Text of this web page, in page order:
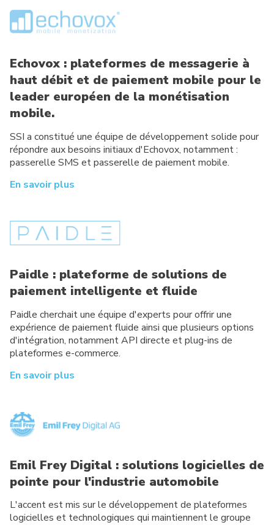
Echovox : plateformes de messagerie à
haut débit et de paiement mobile pour le
leader européen de la monétisation
mobile.
SSI a constitué une équipe de développement solide pour
répondre aux besoins initiaux d'Echovox, notamment :
passerelle SMS et passerelle de paiement mobile.
En savoir plus
Paidle : plateforme de solutions de
paiement intelligente et fluide
Paidle cherchait une équipe d'experts pour offrir une
expérience de paiement fluide ainsi que plusieurs options
d'intégration, notamment API directe et plug-ins de
plateformes e-commerce.
En savoir plus
Emil Frey Digital : solutions logicielles de
pointe pour l'industrie automobile
L'accent est mis sur le développement de plateformes
logicielles et technologiques qui maintiennent le groupe